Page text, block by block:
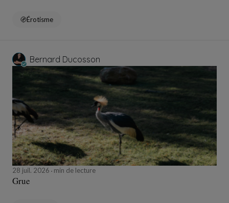
Érotisme
Bernard Ducosson
28 juil. 2026 min de lecture
Grue